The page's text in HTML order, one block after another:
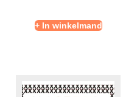
+ In winkelmand